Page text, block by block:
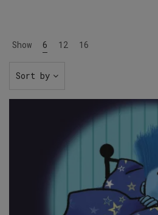
Show 6 12 16
Sort by